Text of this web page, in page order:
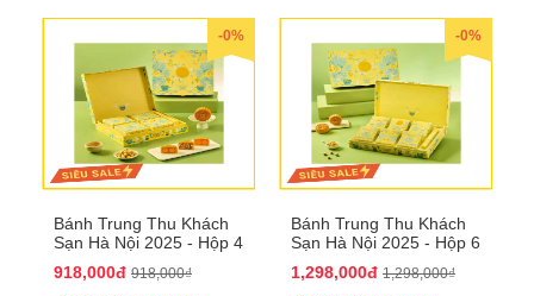
-0%
Bánh Trung Thu Khách
Sạn Hà Nội 2025 - Hộp 4
918,000đ 918,000₫
-0%
Bánh Trung Thu Khách
Sạn Hà Nội 2025 - Hộp 6
1,298,000đ 1,298,000₫